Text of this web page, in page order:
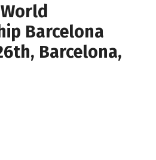
Barcelona
Barcelona,